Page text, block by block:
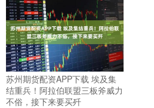
苏州期货配资APP下载 埃及集
结重兵！阿拉伯联盟三板斧威力
不俗，接下来要买歼